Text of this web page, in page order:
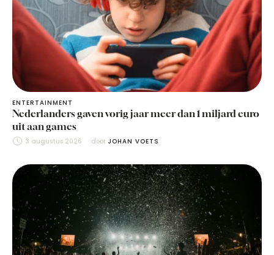
ENTERTAINMENT
Nederlanders gaven vorig jaar meer dan 1 miljard euro
uit aan games
3 augustus 2026 door JOHAN VOETS